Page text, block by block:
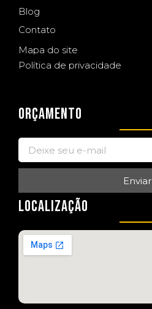
Blog
Contato
Mapa do site
Política de privacidade
ORÇAMENTO
Enviar
LOCALIZAÇÃO